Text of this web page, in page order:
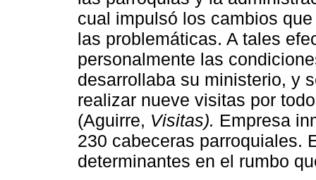
cual impulsó los cambios
las problemáticas. A tales
personalmente las
desarrollaba su ministerio, y
realizar nueve visitas por
(Aguirre, Visitas). Empresa
230 cabeceras parroquiales.
determinantes en el rumbo